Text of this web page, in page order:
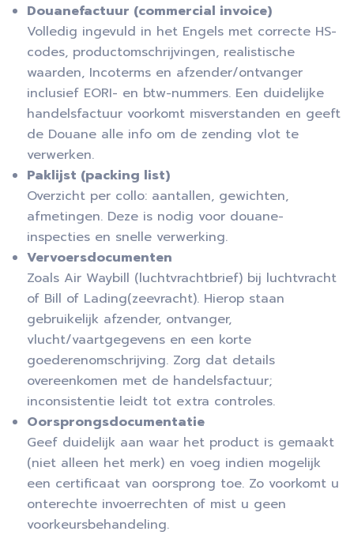
Douanefactuur (commercial invoice)
Volledig ingevuld in het Engels met correcte HS-
codes, productomschrijvingen, realistische
waarden, Incoterms en afzender/ontvanger
inclusief EORI- en btw-nummers. Een duidelijke
handelsfactuur voorkomt misverstanden en geeft
de Douane alle info om de zending vlot te
verwerken.
Paklijst (packing list)
Overzicht per collo: aantallen, gewichten,
afmetingen. Deze is nodig voor douane-
inspecties en snelle verwerking.
Vervoersdocumenten
Zoals Air Waybill (luchtvrachtbrief) bij luchtvracht
of Bill of Lading(zeevracht). Hierop staan
gebruikelijk afzender, ontvanger,
vlucht/vaartgegevens en een korte
goederenomschrijving. Zorg dat details
overeenkomen met de handelsfactuur;
inconsistentie leidt tot extra controles.
Oorsprongsdocumentatie
Geef duidelijk aan waar het product is gemaakt
(niet alleen het merk) en voeg indien mogelijk
een certificaat van oorsprong toe. Zo voorkomt u
onterechte invoerrechten of mist u geen
voorkeursbehandeling.